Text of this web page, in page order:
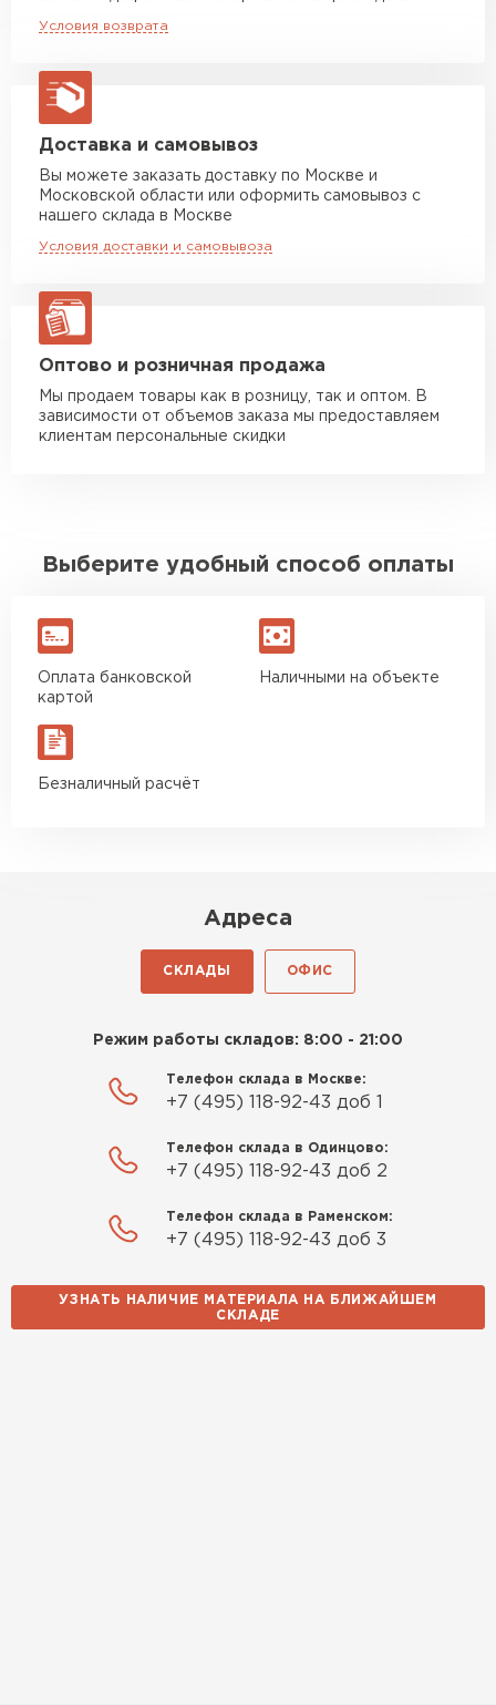
Полимерное покрытие PURETAN®
характеристики.
макс. длина груза 13,5 м
Манипулятор до 5 тн
макс. длина груза 6 м
Манипулятор до 10 тн
макс. длина груза 8 м
Манипулятор до 20 тн
Условия возврата
Доставка и самовывоз
Вы можете заказать доставку по Москве и
Московской области или оформить самовывоз с
нашего склада в Москве
Условия доставки и самовывоза
Оптово и розничная продажа
Мы продаем товары как в розницу, так и оптом. В
зависимости от объемов заказа мы предоставляем
клиентам персональные скидки
Выберите удобный способ оплаты
Оплата банковской
картой
Наличными на объекте
Безналичный расчёт
Адреса
СКЛАДЫ ОФИС
Режим работы складов: 8:00 - 21:00
Телефон склада в Москве:
+7 (495) 118-92-43 доб 1
Телефон склада в Одинцово:
+7 (495) 118-92-43 доб 2
Телефон склада в Раменском:
+7 (495) 118-92-43 доб 3
УЗНАТЬ НАЛИЧИЕ МАТЕРИАЛА НА БЛИЖАЙШЕМ
СКЛАДЕ